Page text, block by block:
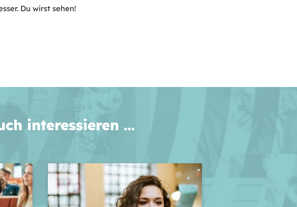
Du wirst sehen!
interessieren …